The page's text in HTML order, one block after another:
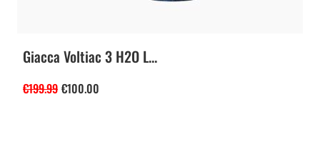
Giacca Voltiac 3 H2O L...
€199.99 €100.00